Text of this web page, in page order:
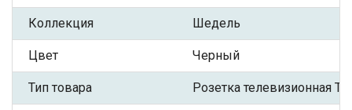
Коллекция Шедель
Цвет Черный
Тип товара Розетка телевизионная